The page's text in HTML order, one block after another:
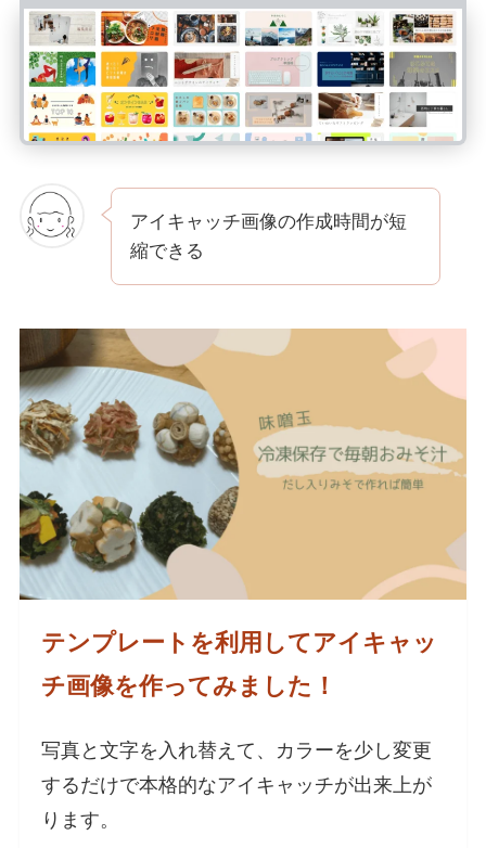
アイキャッチ画像の作成時間が短
縮できる
テンプレートを利用してアイキャッ
チ画像を作ってみました！
写真と文字を入れ替えて、カラーを少し変更
するだけで本格的なアイキャッチが出来上が
ります。